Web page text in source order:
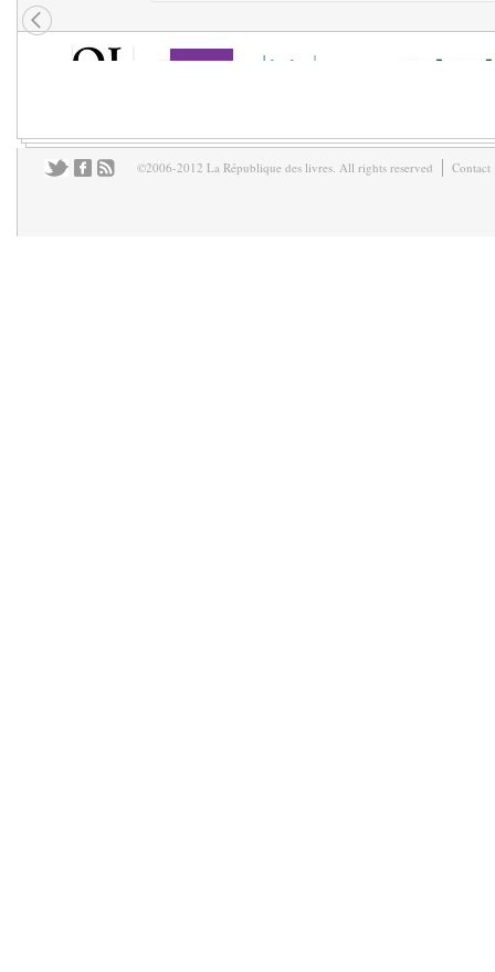
©2006-2012 La République des livres. All rights reserved Contact